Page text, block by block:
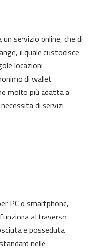
servizio online, che di
il quale custodisce
locazioni
di wallet
molto più adatta a
di servizi
PC o smartphone,
attraverso
e posseduta
nelle